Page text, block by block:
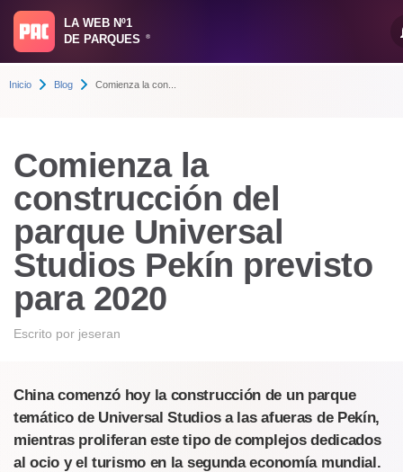
LA WEB Nº1
DE PARQUES
®
Inicio Blog Comienza la con...
Comienza la
construcción del
parque Universal
Studios Pekín previsto
para 2020
Escrito por jeseran
China comenzó hoy la construcción de un parque
temático de Universal Studios a las afueras de Pekín,
mientras proliferan este tipo de complejos dedicados
al ocio y el turismo en la segunda economía mundial.